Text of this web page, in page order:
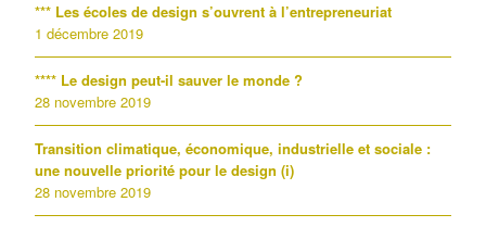
*** Les écoles de design s’ouvrent à l’entrepreneuriat
1 décembre 2019
**** Le design peut-il sauver le monde ?
28 novembre 2019
Transition climatique, économique, industrielle et sociale :
une nouvelle priorité pour le design (i)
28 novembre 2019